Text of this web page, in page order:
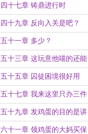
十七章 铸鼎进行时
十九章 反向入关是吧？
十一章 多少？
十三章 这玩意他喵的还能
十五章 囚徒困境很好用
十七章 我来这里只办三件
十九章 发鸡蛋的目的是讲
十一章 领鸡蛋的大妈买保